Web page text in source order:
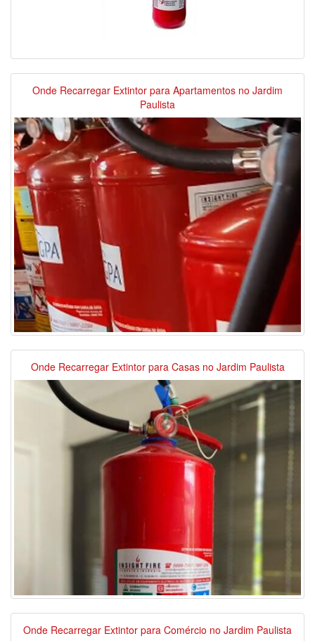
Onde Recarregar Extintor para Apartamentos no Jardim
Paulista
Onde Recarregar Extintor para Casas no Jardim Paulista
Onde Recarregar Extintor para Comércio no Jardim Paulista